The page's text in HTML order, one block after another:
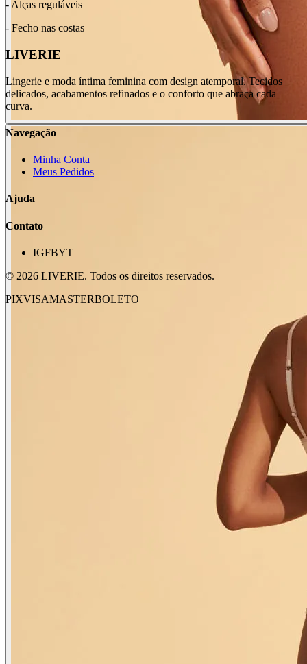
- Alças reguláveis
- Fecho nas costas
LIVERIE
Lingerie e moda íntima feminina com design atemporal. Tecidos
delicados, acabamentos refinados e o conforto que abraça cada
curva.
Navegação
Minha Conta
Meus Pedidos
Ajuda
Contato
IGFBYT
© 2026 LIVERIE. Todos os direitos reservados.
PIXVISAMASTERBOLETO